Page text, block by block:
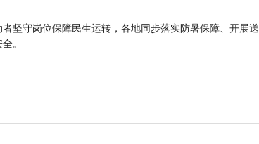
坚守岗位保障民生运转，各地同步落实防暑保障、开展
。